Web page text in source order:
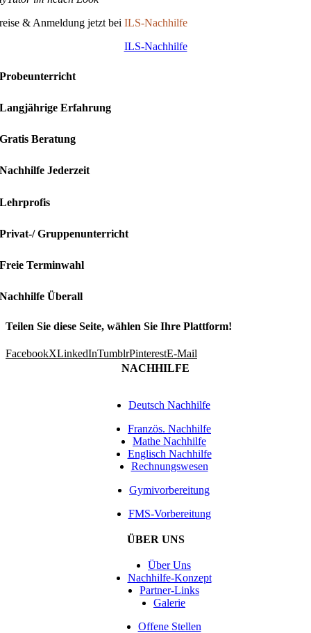
& Anmeldung jetzt beiILS-Nachhilfe
ILS-Nachhilfe
Probeunterricht
Langjährige Erfahrung
Gratis Beratung
Nachhilfe Jederzeit
Lehrprofis
Privat-/ Gruppenunterricht
Freie Terminwahl
Nachhilfe Überall
Teilen Sie diese Seite, wählen Sie Ihre Plattform!
FacebookXLinkedInTumblrPinterestE-Mail
NACHHILFE
Deutsch Nachhilfe
Französ. Nachhilfe
Mathe Nachhilfe
Englisch Nachhilfe
Rechnungswesen
Gymivorbereitung
FMS-Vorbereitung
ÜBER UNS
Über Uns
Nachhilfe-Konzept
Partner-Links
Galerie
Offene Stellen